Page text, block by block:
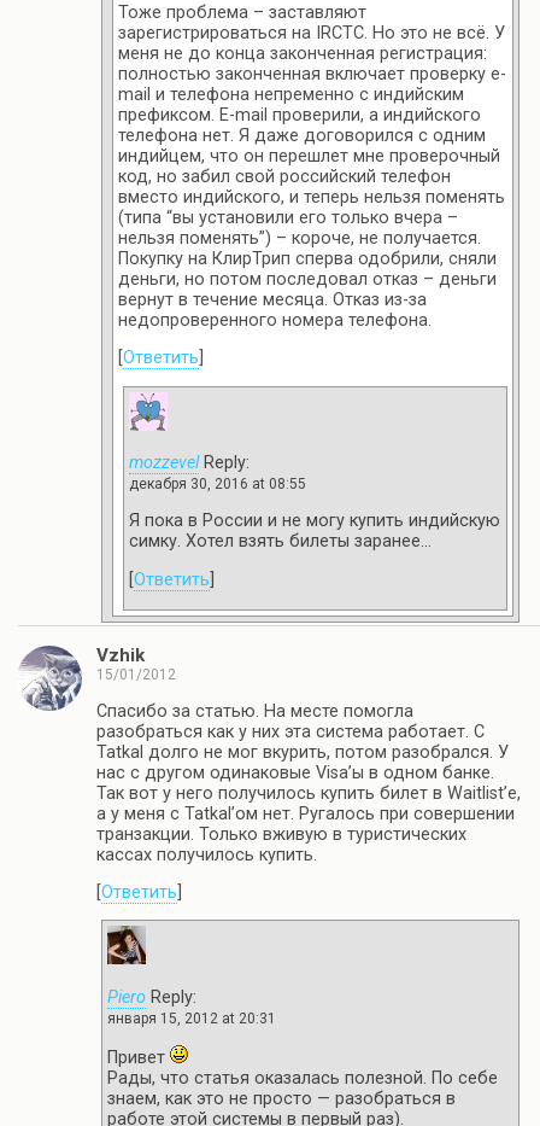
Тоже проблема – заставляют
зарегистрироваться на IRCTC. Но это не всё. У
меня не до конца законченная регистрация:
полностью законченная включает проверку е-
mail и телефона непременно с индийским
префиксом. E-mail проверили, а индийского
телефона нет. Я даже договорился с одним
индийцем, что он перешлет мне проверочный
код, но забил свой российский телефон
вместо индийского, и теперь нельзя поменять
(типа “вы установили его только вчера –
нельзя поменять”) – короче, не получается.
Покупку на КлирТрип сперва одобрили, сняли
деньги, но потом последовал отказ – деньги
вернут в течение месяца. Отказ из-за
недопроверенного номера телефона.
Ответить
mozzevelReply:
декабря 30, 2016 at 08:55
Я пока в России и не могу купить индийскую
симку. Хотел взять билеты заранее…
Ответить
Vzhik
15/01/2012
Спасибо за статью. На месте помогла
разобраться как у них эта система работает. C
Tatkal долго не мог вкурить, потом разобрался. У
нас с другом одинаковые Visa’ы в одном банке.
Так вот у него получилось купить билет в Waitlist’е,
а у меня с Tatkal’ом нет. Ругалось при совершении
транзакции. Только вживую в туристических
кассах получилось купить.
Ответить
Piero Reply:
января 15, 2012 at 20:31
Привет
Рады, что статья оказалась полезной. По себе
знаем, как это не просто — разобраться в
работе этой системы в первый раз).